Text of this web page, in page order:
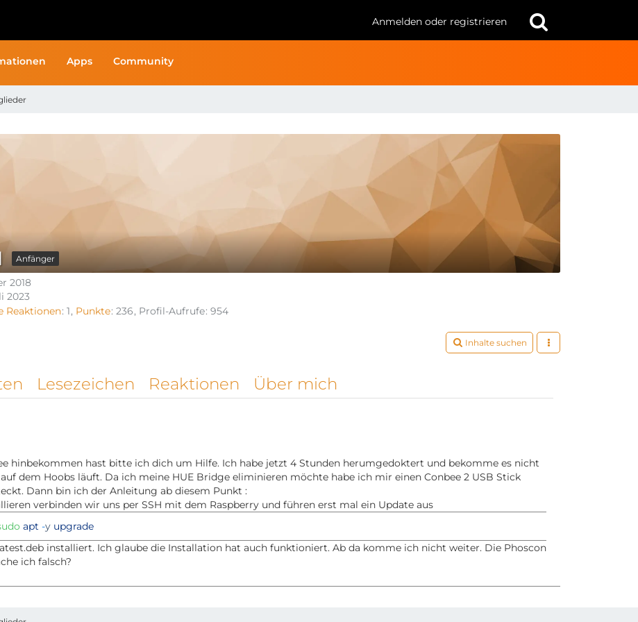
Anmelden oder registrieren
Apps Community
Anfänger
2018
2023
Reaktionen 1 Punkte 236 Profil-Aufrufe 954
Inhalte suchen
Lesezeichen Reaktionen Über mich
hinbekommen hast bitte ich dich um Hilfe. Ich habe jetzt 4 Stunden herumgedoktert und bekomme es nicht
dem Hoobs läuft. Da ich meine HUE Bridge eliminieren möchte habe ich mir einen Conbee 2 USB Stick
Dann bin ich der Anleitung ab diesem Punkt :
verbinden wir uns per SSH mit dem Raspberry und führen erst mal ein Update aus
apt -y upgrade
installiert. Ich glaube die Installation hat auch funktioniert. Ab da komme ich nicht weiter. Die Phoscon
ich falsch?